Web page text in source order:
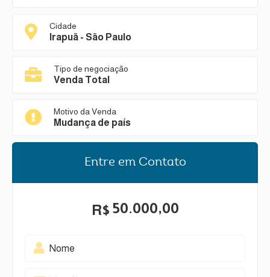
Cidade
Irapuã - São Paulo
Tipo de negociação
Venda Total
Motivo da Venda
Mudança de país
Entre em Contato
R$ 50.000,00